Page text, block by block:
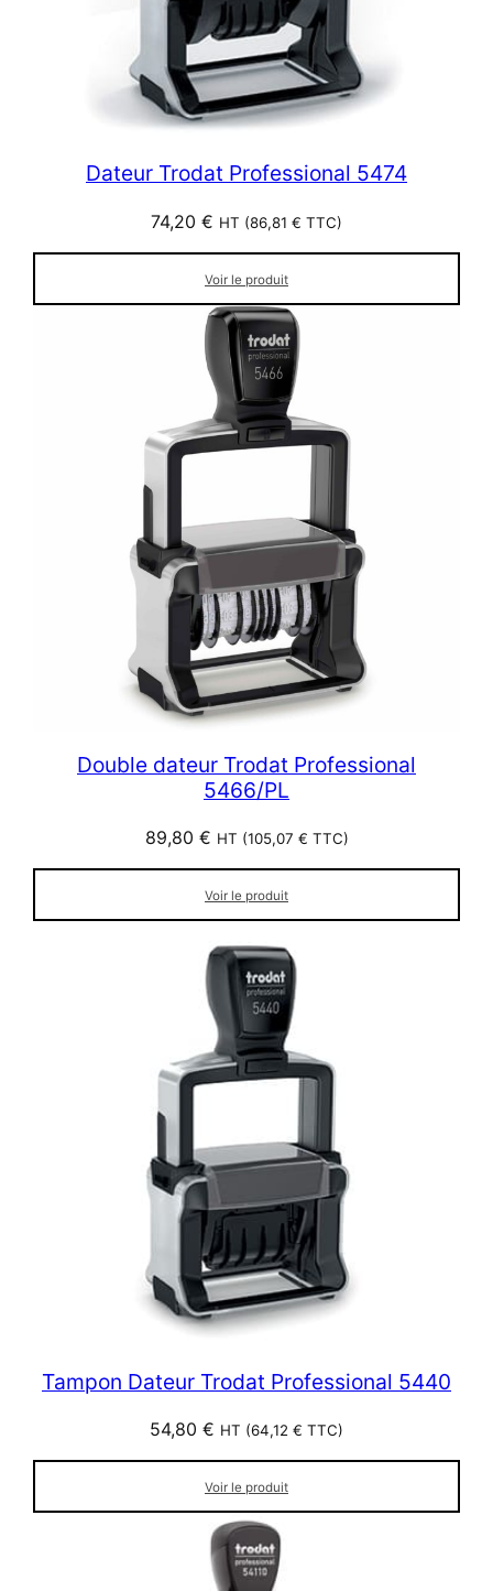
Dateur Trodat Professional 5474
74,20 € HT (86,81 € TTC)
Voir le produit
Double dateur Trodat Professional
5466/PL
89,80 € HT (105,07 € TTC)
Voir le produit
Tampon Dateur Trodat Professional 5440
54,80 € HT (64,12 € TTC)
Voir le produit